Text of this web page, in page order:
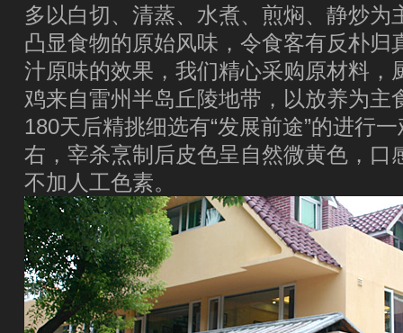
多以白切、清蒸、水煮、煎焖、静炒为
凸显食物的原始风味，令食客有反朴归
汁原味的效果，我们精心采购原材料，
鸡来自雷州半岛丘陵地带，以放养为主
180天后精挑细选有“发展前途”的进行
右，宰杀烹制后皮色呈自然微黄色，口
不加人工色素。